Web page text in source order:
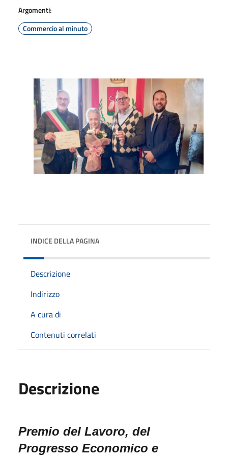
Argomenti:
Commercio al minuto
INDICE DELLA PAGINA
Descrizione
Indirizzo
A cura di
Contenuti correlati
Descrizione
Premio del Lavoro, del
Progresso Economico e